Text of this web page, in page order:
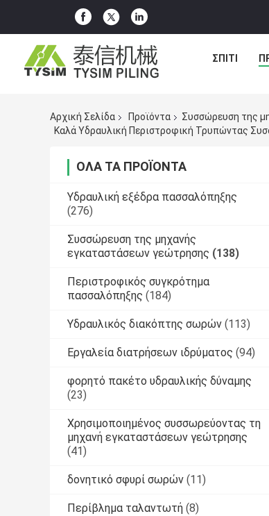
ΣΠΊΤΙ
Αρχική Σελίδα Προϊόντα
Συσσώρευση της
ΌΛΑ ΤΑ ΠΡΟΪΌΝΤΑ
Υδραυλική εξέδρα πασσαλόπηξης
(276)
Συσσώρευση της μηχανής
εγκαταστάσεων γεώτρησης (138)
Περιστροφικός συγκρότημα
πασσαλόπηξης (184)
Υδραυλικός διακόπτης σωρών (113)
Εργαλεία διατρήσεων ιδρύματος (94)
φορητό πακέτο υδραυλικής δύναμης
(23)
Χρησιμοποιημένος συσσωρεύοντας τη
μηχανή εγκαταστάσεων γεώτρησης
(41)
δονητικό σφυρί σωρών (11)
Περίβλημα ταλαντωτή (8)